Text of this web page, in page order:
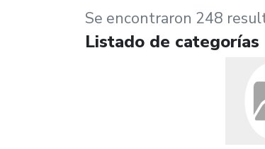
Se encontraron 248
Listado de categorías